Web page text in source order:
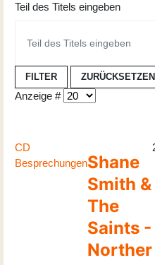
Teil des Titels eingeben
FILTER ZURÜCKSETZEN
Anzeige #
CD
BesprechungenShane
Smith &
The
Saints -
Norther